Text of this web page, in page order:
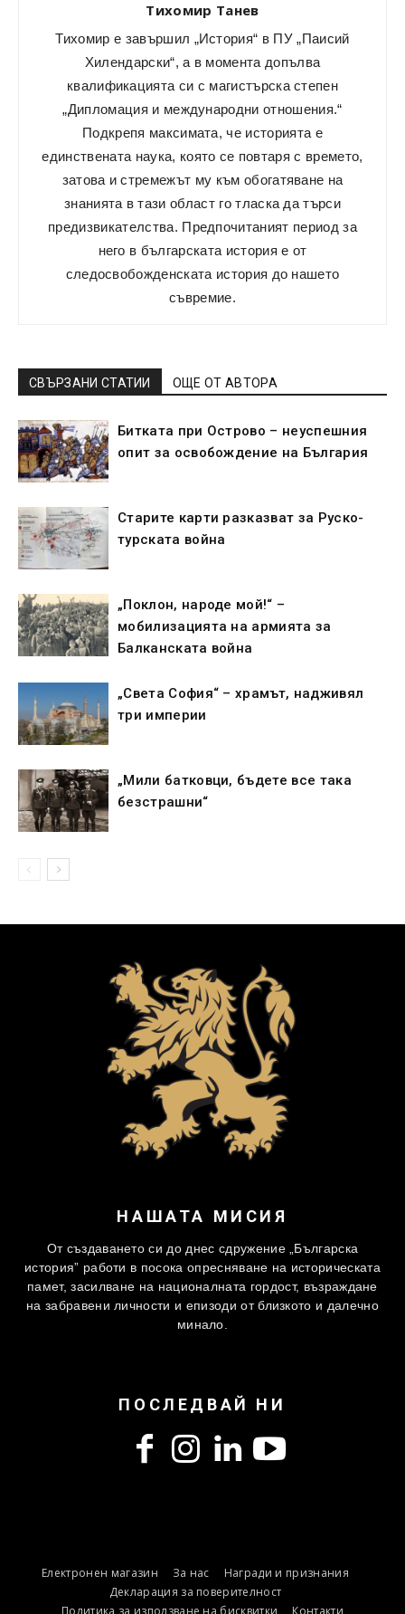
Тихомир Танев
Тихомир е завършил „История“ в ПУ „Паисий
Хилендарски“, а в момента допълва
квалификацията си с магистърска степен
„Дипломация и международни отношения.“
Подкрепя максимата, че историята е
единствената наука, която се повтаря с времето,
затова и стремежът му към обогатяване на
знанията в тази област го тласка да търси
предизвикателства. Предпочитаният период за
него в българската история е от
следосвобожденската история до нашето
съвремие.
СВЪРЗАНИ СТАТИИ ОЩЕ ОТ АВТОРА
Битката при Острово – неуспешния
опит за освобождение на България
Старите карти разказват за Руско-
турската война
„Поклон, народе мой!“ –
мобилизацията на армията за
Балканската война
„Света София“ – храмът, надживял
три империи
„Мили батковци, бъдете все така
безстрашни“
НАШАТА МИСИЯ
От създаването си до днес сдружение „Българска
история” работи в посока опресняване на историческата
памет, засилване на националната гордост, възраждане
на забравени личности и епизоди от близкото и далечно
минало.
ПОСЛЕДВАЙ НИ
Електронен магазин За нас
Награди и признания
Декларация за поверителност